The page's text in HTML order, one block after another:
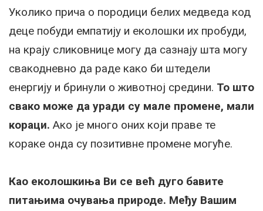
Уколико прича о породици белих медведа код
деце побуди емпатију и еколошки их пробуди,
на крају сликовнице могу да сазнају шта могу
свакодневно да раде како би штедели
енергију и бринули о животној средини. То што
свако може да уради су мале промене, мали
кораци. Ако је много оних који праве те
кораке онда су позитивне промене могуће.
Као еколошкиња Ви се већ дуго бавите
питањима очувања природе. Међу Вашим